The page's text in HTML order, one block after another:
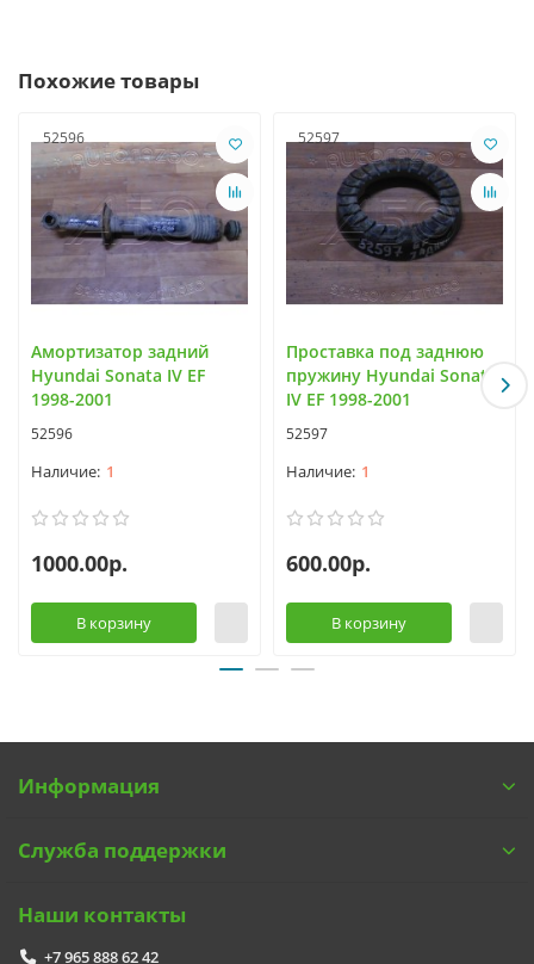
Похожие товары
52596
Амортизатор задний
Hyundai Sonata IV EF
1998-2001
52596
1
1000.00р.
В корзину
52597
Проставка под заднюю
пружину Hyundai Sonata
IV EF 1998-2001
52597
1
600.00р.
В корзину
Информация
Служба поддержки
Наши контакты
+7 965 888 62 42